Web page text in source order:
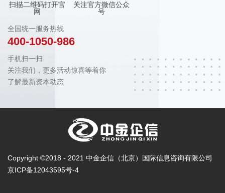
扫描二维码打开官
网
关注官方微信公众
号
全国统一服务热线
400-1050-986
手机扫一扫
关注我们，更多活动惊喜等着你
了解最新资本动态
Copyright ©2018 - 2021 中金企信（北京）国际信息咨询有限公司
京ICP备12043595号-4